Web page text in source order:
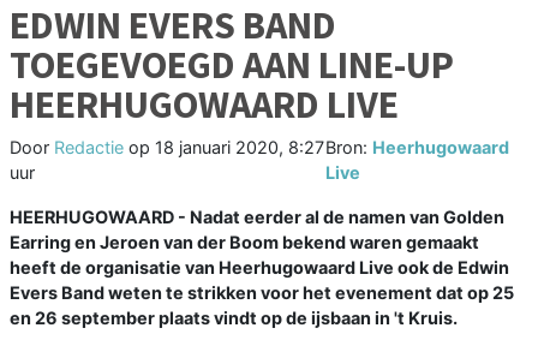
EDWIN EVERS BAND
TOEGEVOEGD AAN LINE-UP
HEERHUGOWAARD LIVE
Door Redactie op 18 januari 2020, 8:27
uur
Bron: Heerhugowaard
Live
HEERHUGOWAARD - Nadat eerder al de namen van Golden
Earring en Jeroen van der Boom bekend waren gemaakt
heeft de organisatie van Heerhugowaard Live ook de Edwin
Evers Band weten te strikken voor het evenement dat op 25
en 26 september plaats vindt op de ijsbaan in 't Kruis.